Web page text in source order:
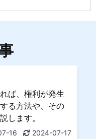
ば、権利が発生
る方法や、その
します。
16 2024-07-17